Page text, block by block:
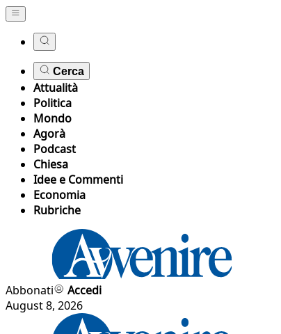
Cerca
Attualità
Politica
Mondo
Agorà
Podcast
Chiesa
Idee e Commenti
Economia
Rubriche
Abbonati
Accedi
August 8, 2026